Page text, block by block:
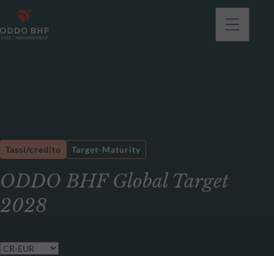
ODDO BHF Global Target
2028
Tassi/credito Target-Maturity